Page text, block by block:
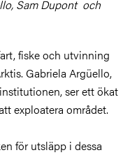
Sam Dupont och
fiske och utvinning
Gabriela Argüello,
ser ett ökat
exploatera området.
för utsläpp i dessa